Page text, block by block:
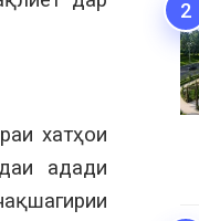
хатҳои
адади